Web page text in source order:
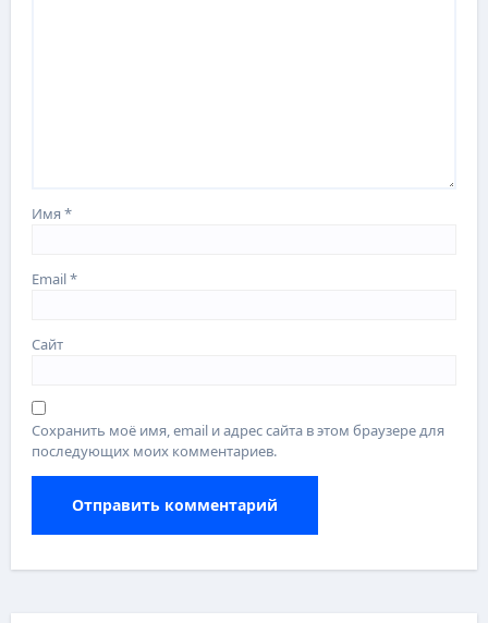
Имя*
Email*
Сайт
Сохранить моё имя, email и адрес сайта в этом браузере для
последующих моих комментариев.